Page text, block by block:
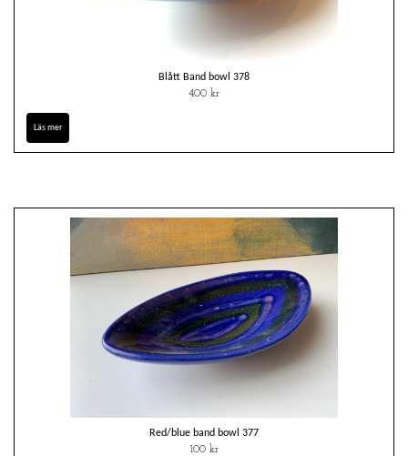
Blått Band bowl 378
400 kr
Läs mer
Red/blue band bowl 377
100 kr